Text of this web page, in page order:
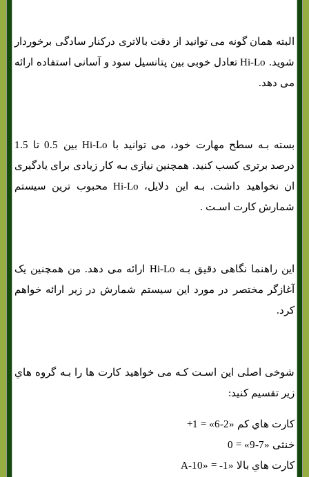
البته همان‌ گونه می توانید از دقت بالاتری درکنار سادگی برخوردار
شوید. Hi-Lo تعادل خوبی بین پتانسیل سود و آسانی استفاده ارائه
می دهد.
بسته بـه سطح مهارت خود، می توانید با Hi-Lo بین 0.5 تا 1.5
درصد برتری کسب کنید. همچنین نیازی بـه کار زیادی برای یادگیری
ان نخواهید داشت. بـه این دلایل، Hi-Lo محبوب ترین سیستم
شمارش کارت اسـت .
این راهنما نگاهی دقیق بـه Hi-Lo ارائه می دهد. من همچنین یک
آغازگر مختصر در مورد این سیستم شمارش در زیر ارائه خواهم
کرد.
شوخی اصلی این اسـت کـه می خواهید کارت ها را بـه گروه هاي‌
زیر تقسیم کنید:
کارت هاي‌ کم «2-6» = 1+
خنثی «7-9» = 0
کارت هاي‌ بالا «A-10» = -1